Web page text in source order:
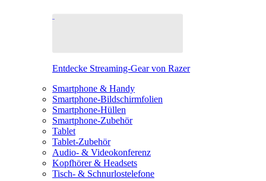
Entdecke Streaming-Gear von Razer
Smartphone & Handy
Smartphone-Bildschirmfolien
Smartphone-Hüllen
Smartphone-Zubehör
Tablet
Tablet-Zubehör
Audio- & Videokonferenz
Kopfhörer & Headsets
Tisch- & Schnurlostelefone